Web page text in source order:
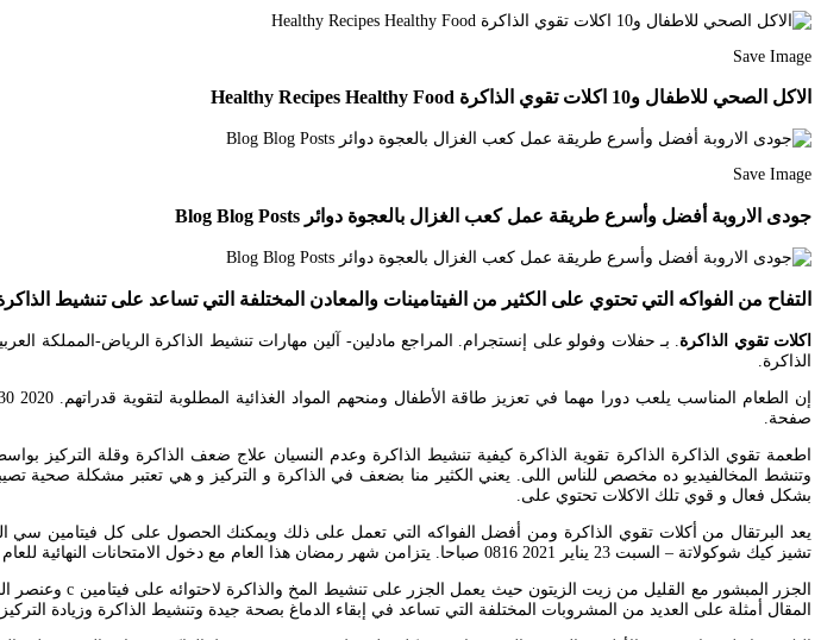
Save Image
الاكل الصحي للاطفال و10 اكلات تقوي الذاكرة Healthy Recipes Healthy Food
Save Image
جودى الاروبة أفضل وأسرع طريقة عمل كعب الغزال بالعجوة دوائر Blog Blog Posts
التفاح من الفواكه التي تحتوي على الكثير من الفيتامينات والمعادن المختلفة التي تساعد على تنشيط
اكلات تقوي الذاكرة . بـ حفلات وفولو على إنستجرام. المراجع مادلين- آلين مهارات تنشيط الذاكرة الرياض-المملكة
الذاكرة.
صفحة.
وتنشط المخالفيديو ده مخصص للناس اللى. يعني الكثير منا بضعف في الذاكرة و التركيز و هي تعتبر مشكلة صحية
بشكل فعال و قوي تلك الاكلات تحتوي على.
يعد البرتقال من أكلات تقوي الذاكرة ومن أفضل الفواكه التي تعمل على ذلك ويمكنك الحصول على كل فيتامين
تشيز كيك شوكولاتة – السبت 23 يناير 2021 0816 صباحا. يتزامن شهر رمضان هذا العام مع دخول الامتحانات النهائية للعام الدراسي ما يجعل الطلاب في حاجة ماسة إلى تقوية وتحسين الذاكرة والحالة المزاجية.
المقال أمثلة على العديد من المشروبات المختلفة التي تساعد في إبقاء الدماغ بصحة جيدة وتنشيط الذاكرة وزيادة التركيز.